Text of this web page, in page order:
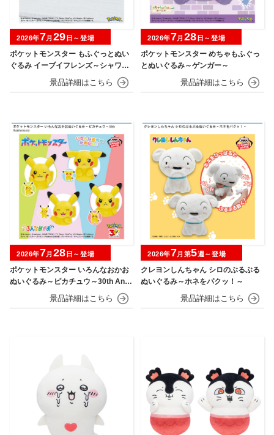
ポケットモンスター もふぐっとぬい
ぐるみ イーブイフレンズ～シャワー
ズ・グレイシア～おひるねver.
2026年7月 29 日～登場
ポケットモンスター めちゃもふぐっ
とぬいぐるみ～ゲンガー～
2026年7月 28 日～登場
ポケットモンスター いろんなおかお
ぬいぐるみ～ピカチュウ～30th Anni
2026年7月 28 日～登場
クレヨンしんちゃん シロのぶるぶる
ぬいぐるみ～ホネをパクッ！～
2026年7月第5週～登場